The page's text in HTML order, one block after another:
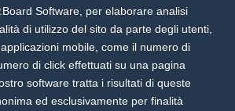
Software, per elaborare analisi
di utilizzo del sito da parte degli utenti,
mobile, come il numero di
di click effettuati su una pagina
software tratta i risultati di queste
ed esclusivamente per finalità